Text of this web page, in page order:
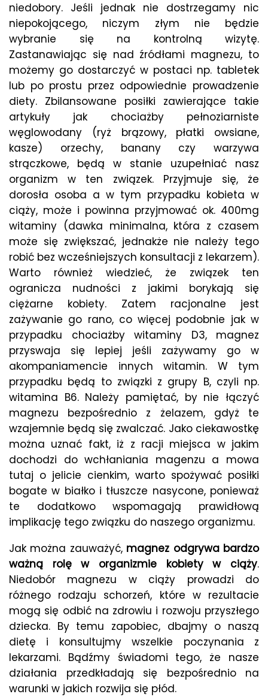
niedobory. Jeśli jednak nie dostrzegamy nic
niepokojącego, niczym złym nie będzie
wybranie się na kontrolną wizytę.
Zastanawiając się nad źródłami magnezu, to
możemy go dostarczyć w postaci np. tabletek
lub po prostu przez odpowiednie prowadzenie
diety. Zbilansowane posiłki zawierające takie
artykuły jak chociażby pełnoziarniste
węglowodany (ryż brązowy, płatki owsiane,
kasze) orzechy, banany czy warzywa
strączkowe, będą w stanie uzupełniać nasz
organizm w ten związek. Przyjmuje się, że
dorosła osoba a w tym przypadku kobieta w
ciąży, może i powinna przyjmować ok. 400mg
witaminy (dawka minimalna, która z czasem
może się zwiększać, jednakże nie należy tego
robić bez wcześniejszych konsultacji z lekarzem).
Warto również wiedzieć, że związek ten
ogranicza nudności z jakimi borykają się
ciężarne kobiety. Zatem racjonalne jest
zażywanie go rano, co więcej podobnie jak w
przypadku chociażby witaminy D3, magnez
przyswaja się lepiej jeśli zażywamy go w
akompaniamencie innych witamin. W tym
przypadku będą to związki z grupy B, czyli np.
witamina B6. Należy pamiętać, by nie łączyć
magnezu bezpośrednio z żelazem, gdyż te
wzajemnie będą się zwalczać. Jako ciekawostkę
można uznać fakt, iż z racji miejsca w jakim
dochodzi do wchłaniania magenzu a mowa
tutaj o jelicie cienkim, warto spożywać posiłki
bogate w białko i tłuszcze nasycone, ponieważ
te dodatkowo wspomagają prawidłową
implikację tego związku do naszego organizmu.
Jak można zauważyć, magnez odgrywa bardzo
ważną rolę w organizmie kobiety w ciąży.
Niedobór magnezu w ciąży prowadzi do
różnego rodzaju schorzeń, które w rezultacie
mogą się odbić na zdrowiu i rozwoju przyszłego
dziecka. By temu zapobiec, dbajmy o naszą
dietę i konsultujmy wszelkie poczynania z
lekarzami. Bądźmy świadomi tego, że nasze
działania przedkładają się bezpośrednio na
warunki w jakich rozwija się płód.